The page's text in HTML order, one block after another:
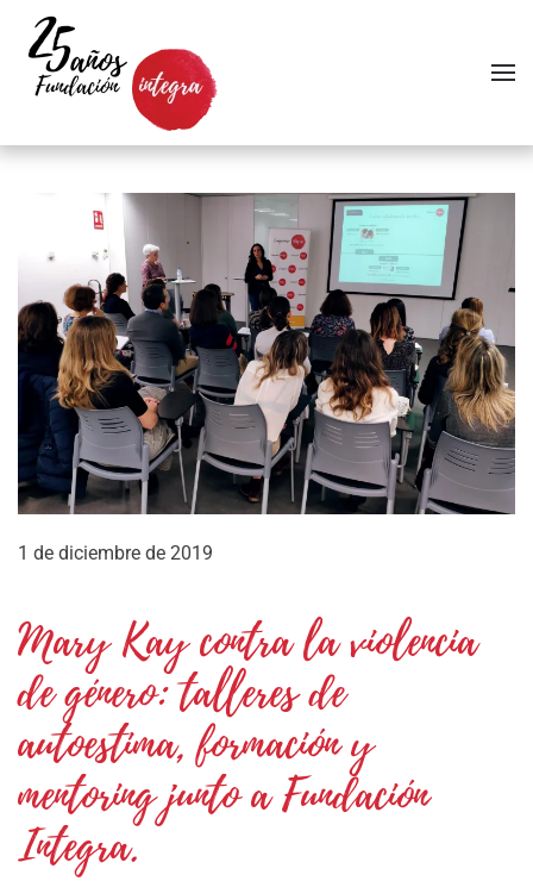
Skip to main content
1 de diciembre de 2019
Mary Kay contra la violencia
de género: talleres de
autoestima, formación y
mentoring junto a Fundación
Integra.